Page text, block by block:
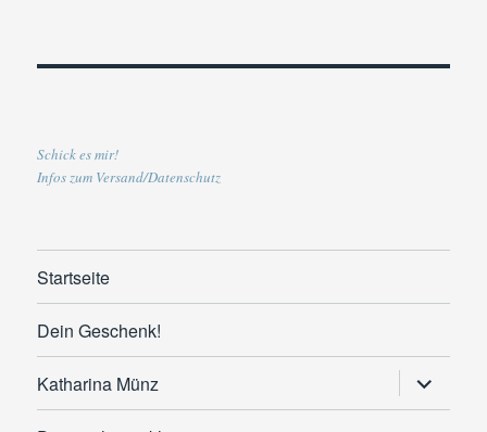
Schick es mir!
Infos zum Versand/Datenschutz
Startseite
Dein Geschenk!
Katharina Münz
anzeigen